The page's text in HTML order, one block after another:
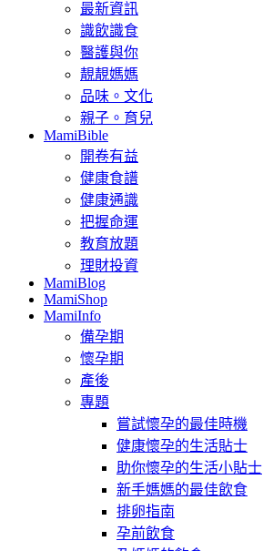
最新資訊
識飲識食
醫護與你
靚靚媽媽
品味。文化
親子。育兒
MamiBible
開卷有益
健康食譜
健康通識
把握命運
教育放題
理財投資
MamiBlog
MamiShop
MamiInfo
備孕期
懷孕期
產後
專題
嘗試懷孕的最佳時機
健康懷孕的生活貼士
助你懷孕的生活小貼士
新手媽媽的最佳飲食
排卵指南
孕前飲食